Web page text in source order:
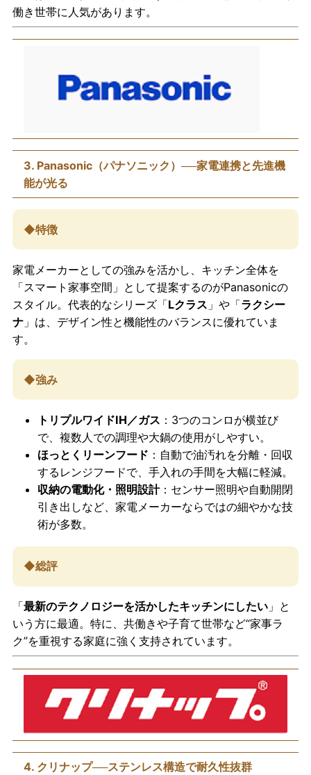
働き世帯に人気があります。
3. Panasonic（パナソニック）──家電連携と先進機
能が光る
◆特徴
家電メーカーとしての強みを活かし、キッチン全体を
「スマート家事空間」として提案するのがPanasonicの
スタイル。代表的なシリーズ「Lクラス 」や「ラクシー
ナ」は、デザイン性と機能性のバランスに優れていま
す。
◆強み
トリプルワイドIH／ガス ：3つのコンロが横並び
で、複数人での調理や大鍋の使用がしやすい。
ほっとくリーンフード ：自動で油汚れを分離・回収
するレンジフードで、手入れの手間を大幅に軽減。
収納の電動化・照明設計：センサー照明や自動開閉
引き出しなど、家電メーカーならではの細やかな技
術が多数。
◆総評
「最新のテクノロジーを活かしたキッチンにしたい」と
いう方に最適。特に、共働きや子育て世帯など“家事ラ
ク”を重視する家庭に強く支持されています。
4. クリナップ──ステンレス構造で耐久性抜群